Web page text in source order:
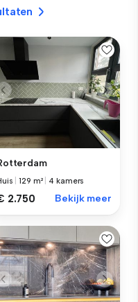
|129 m² 4 kamers
2.750 Bekijk meer